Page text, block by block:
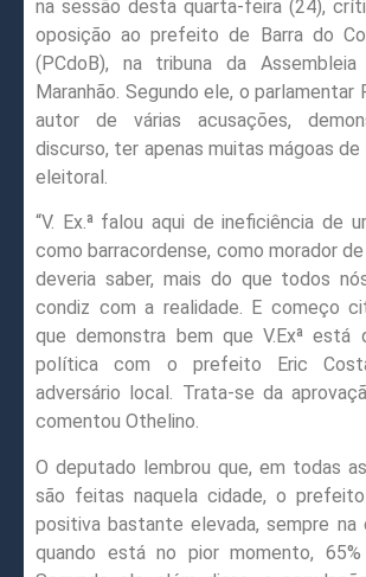
na sessão desta quarta-feira (24),
oposição ao prefeito de Barra do
(PCdoB), na tribuna da
Maranhão. Segundo ele, o parlamentar
autor de várias acusações,
discurso, ter apenas muitas mágoas
eleitoral.
“V. Ex.ª falou aqui de ineficiência de
como barracordense, como morador de
deveria saber, mais do que todos
condiz com a realidade. E começo
que demonstra bem que V.Exª está
política com o prefeito Eric
adversário local. Trata-se da
comentou Othelino.
O deputado lembrou que, em todas
são feitas naquela cidade, o
positiva bastante elevada, sempre na
quando está no pior momento, 65%